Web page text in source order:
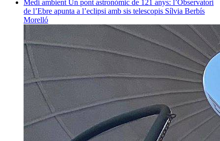
Medi ambient Un pont astronòmic de 121 anys: l’Observatori
de l’Ebre apunta a l’eclipsi amb sis telescopis Sílvia Berbís
Morelló